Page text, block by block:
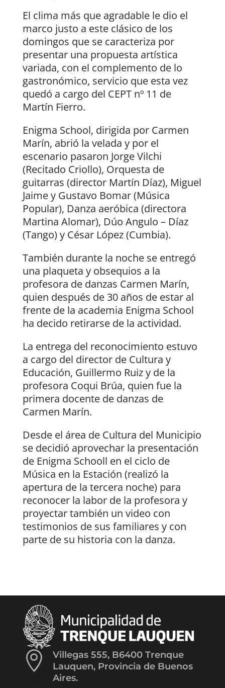
El clima más que agradable le dio el
marco justo a este clásico de los
domingos que se caracteriza por
presentar una propuesta artística
variada, con el complemento de lo
gastronómico, servicio que esta vez
quedó a cargo del CEPT nº 11 de
Martín Fierro.
Enigma School, dirigida por Carmen
Marín, abrió la velada y por el
escenario pasaron Jorge Vilchi
(Recitado Criollo), Orquesta de
guitarras (director Martín Díaz), Miguel
Jaime y Gustavo Bomar (Música
Popular), Danza aeróbica (directora
Martina Alomar), Dúo Angulo – Díaz
(Tango) y César López (Cumbia).
También durante la noche se entregó
una plaqueta y obsequios a la
profesora de danzas Carmen Marín,
quien después de 30 años de estar al
frente de la academia Enigma School
ha decido retirarse de la actividad.
La entrega del reconocimiento estuvo
a cargo del director de Cultura y
Educación, Guillermo Ruiz y de la
profesora Coqui Brúa, quien fue la
primera docente de danzas de
Carmen Marín.
Desde el área de Cultura del Municipio
se decidió aprovechar la presentación
de Enigma Schooll en el ciclo de
Música en la Estación (realizó la
apertura de la tercera noche) para
reconocer la labor de la profesora y
proyectar también un video con
testimonios de sus familiares y con
parte de su historia con la danza.

Villegas 555, B6400 Trenque
Lauquen, Provincia de Buenos
Aires.